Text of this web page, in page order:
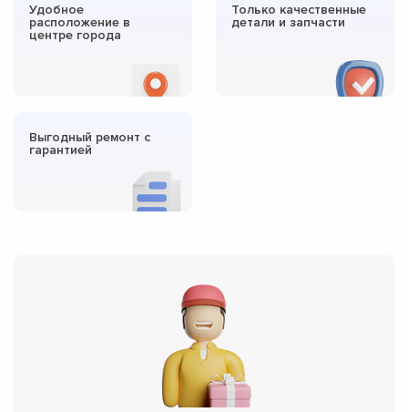
Удобное
расположение в
центре города
Только качественные
детали и запчасти
Выгодный ремонт с
гарантией